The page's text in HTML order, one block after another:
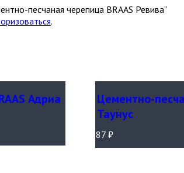
песчаная черепица BRAAS Ревива”
.
Адриа
Цементно-
Таунус
87 ₽